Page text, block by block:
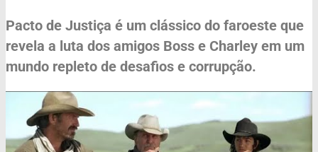
Pacto de Justiça é um clássico do faroeste que
revela a luta dos amigos Boss e Charley em um
mundo repleto de desafios e corrupção.